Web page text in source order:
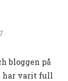
bloggen på
har varit full